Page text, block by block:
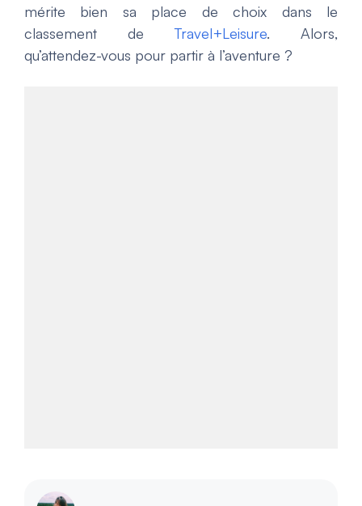
mérite bien sa place de choix dans le
classement deTravel+Leisure. Alors,
qu’attendez-vous pour partir à l’aventure ?